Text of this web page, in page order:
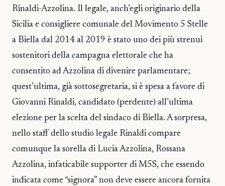
Rinaldi-Azzolina. Il legale, anch’egli originario della
Sicilia e consigliere comunale del Movimento 5 Stelle
a Biella dal 2014 al 2019 è stato uno dei più strenui
sostenitori della campagna elettorale che ha
consentito ad Azzolina di divenire parlamentare;
quest’ultima, già sottosegretaria, si è spesa a favore di
Giovanni Rinaldi, candidato (perdente) all’ultima
elezione per la scelta del sindaco di Biella. A sorpresa,
nello staff dello studio legale Rinaldi compare
comunque la sorella di Lucia Azzolina, Rossana
Azzolina, infaticabile supporter di M5S, che essendo
indicata come “signora” non deve essere ancora fornita